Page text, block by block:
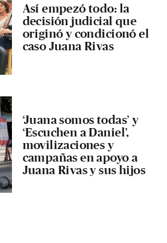
Así empezó todo: la
decisión judicial que
originó y condicionó el
caso Juana Rivas
‘Juana somos todas’ y
‘Escuchen a Daniel’,
movilizaciones y
campañas en apoyo a
Juana Rivas y sus hijos